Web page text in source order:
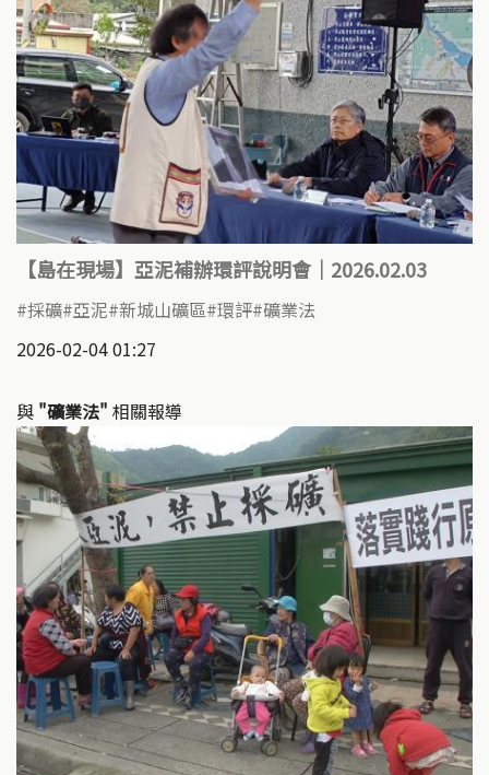
【島在現場】亞泥補辦環評說明會｜2026.02.03 ​
採礦 亞泥 新城山礦區 環評 礦業法
2026-02-04 01:27
與 "礦業法" 相關報導